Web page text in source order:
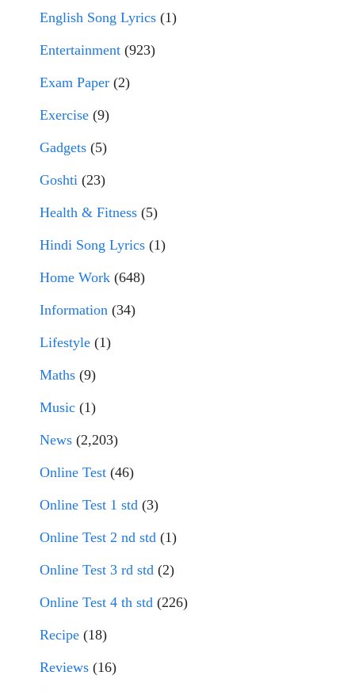
English Song Lyrics (1)
Entertainment (923)
Exam Paper (2)
Exercise (9)
Gadgets (5)
Goshti (23)
Health & Fitness (5)
Hindi Song Lyrics (1)
Home Work (648)
Information (34)
Lifestyle (1)
Maths (9)
Music (1)
News (2,203)
Online Test (46)
Online Test 1 std (3)
Online Test 2 nd std (1)
Online Test 3 rd std (2)
Online Test 4 th std (226)
Recipe (18)
Reviews (16)